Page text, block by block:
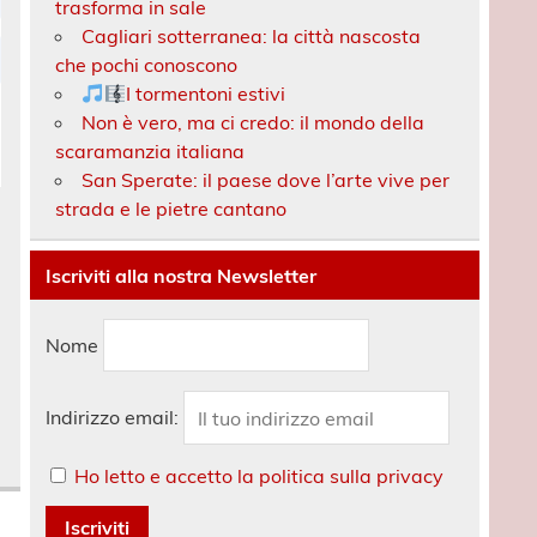
trasforma in sale
Cagliari sotterranea: la città nascosta
che pochi conoscono
I tormentoni estivi
Non è vero, ma ci credo: il mondo della
scaramanzia italiana
San Sperate: il paese dove l’arte vive per
strada e le pietre cantano
Iscriviti alla nostra Newsletter
Nome
Indirizzo email:
Ho letto e accetto la politica sulla privacy